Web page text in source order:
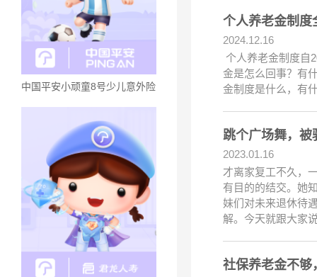
中国平安小顽童8号少儿意外险
个人养老金制度
2024.12.16
个人养老金制度自
金是怎么回事？有
金制度是什么，有
跳个广场舞，被
2023.01.16
才离家复工不久，
有目的的结交。她
妹们对未来退休待
解。今天就跟大家
社保养老金不够